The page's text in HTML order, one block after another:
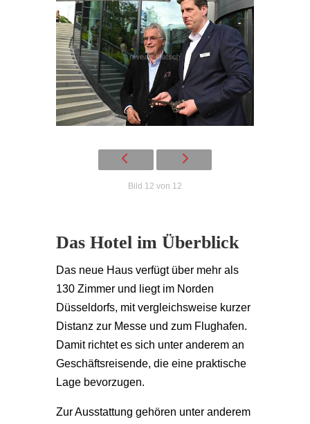
Bild 12 von 12
Das Hotel im Überblick
Das neue Haus verfügt über mehr als
130 Zimmer und liegt im Norden
Düsseldorfs, mit vergleichsweise kurzer
Distanz zur Messe und zum Flughafen.
Damit richtet es sich unter anderem an
Geschäftsreisende, die eine praktische
Lage bevorzugen.
Zur Ausstattung gehören unter anderem